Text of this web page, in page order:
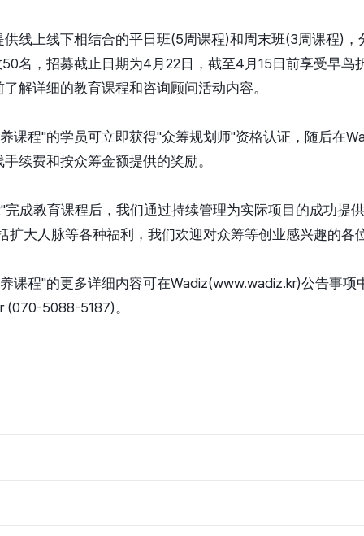
线上线下相结合的平日班(5周课程)和周末班(3周课程)
名，招募截止日期为4月22日，截至4月15日前享受早鸟
解详细的教育课程和咨询顾问活动内容。
课程"的学员可立即获得"众筹规划师"资格认证，随后在
续费和按众筹金额提供的奖励。
完成教育课程后，我们通过持续管理为实际项目的成功提
扩大人脉等各种福利，我们欢迎对众筹等创业感兴趣的各
课程"的更多详细内容可在Wadiz(www.wadiz.kr)公告事项
(070-5088-5187)。